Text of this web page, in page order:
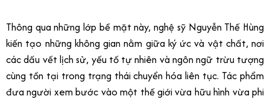
Thông qua những lớp bề mặt này, nghệ sỹ Nguyễn Thế Hùng
kiến tạo những không gian nằm giữa ký ức và vật chất, nơi
các dấu vết lịch sử, yếu tố tự nhiên và ngôn ngữ trừu tượng
cùng tồn tại trong trạng thái chuyển hóa liên tục. Tác phẩm
đưa người xem bước vào một thế giới vừa hữu hình vừa phi